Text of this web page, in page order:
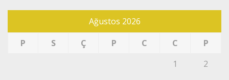
Ağustos 2026
P
S Ç P C C
P
1
2